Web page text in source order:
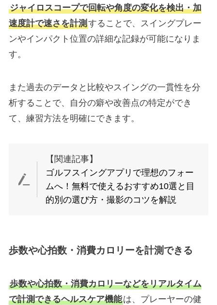
ジャイロスコープで回転や角度の変化を検出・加
速度計で速さを計測することで、スイングプレー
ンやインパクト位置の詳細な記録が可能になりま
す。
また過去のデータと比較やスイングの一貫性を分
析することで、自分の癖や改善点の特定ができ
て、練習方法を明確にできます。
【関連記事】
ゴルフスイングアプリで理想のフォー
ムへ！無料で使えるおすすめ10選と目
的別の選び方・撮影のコツを解説
歩数や心拍数・消費カロリーを計測できる
歩数や心拍数・消費カロリーなどをリアルタイム
で計測できるヘルスケア機能は、プレーヤーの健